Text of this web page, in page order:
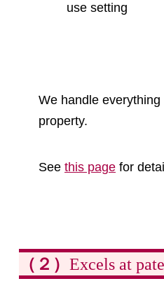
use setting
We handle
property.
See this page for
（２） Excels at